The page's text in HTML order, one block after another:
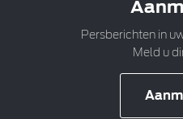
Persberichten in
Meld u